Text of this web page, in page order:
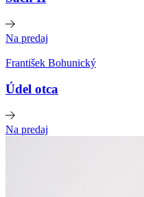
Na predaj
František Bohunický
Údel otca
Na predaj